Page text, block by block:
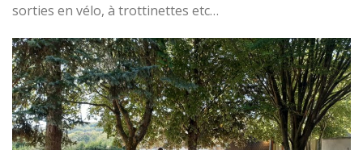
sorties en vélo, à trottinettes etc…